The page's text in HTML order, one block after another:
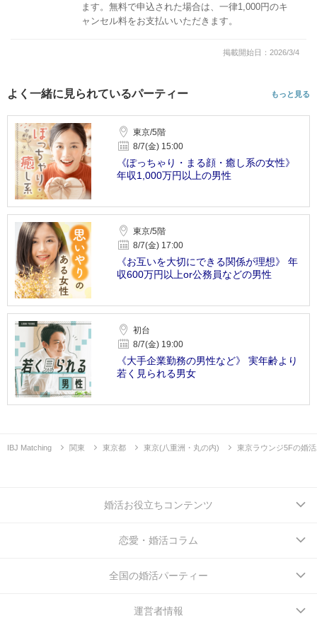
ます。無料で申込された場合は、一律1,000円のキ
ャンセル料をお支払いいただきます。
掲載開始日：2026/3/4
よく一緒に見られているパーティー もっと見る
東京/5階
8/7(金) 15:00
《ぽっちゃり・まる顔・癒し系の女性》
年収1,000万円以上の男性
東京/5階
8/7(金) 17:00
《お互いを大切にできる関係が理想》 年
収600万円以上or公務員などの男性
初台
8/7(金) 19:00
《大手企業勤務の男性など》 実年齢より
若く見られる男女
IBJ Matching 関東 東京都 東京(八重洲・丸の内) 東京ラウンジ5Fの婚
婚活お役立ちコンテンツ
恋愛・婚活コラム
全国の婚活パーティー
運営者情報